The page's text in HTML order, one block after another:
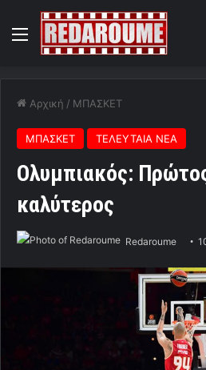
Menu
Αρχική / ΜΠΑΣΚΕΤ
ΜΠΑΣΚΕΤ ΤΕΛΕΥΤΑΙΑ ΝΕΑ
Ολυμπιακός:
καλύτερος
Redaroume